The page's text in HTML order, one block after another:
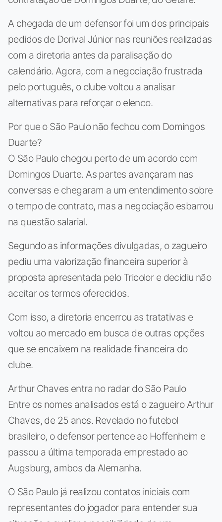
A chegada de um defensor foi um dos principais
pedidos de Dorival Júnior nas reuniões realizadas
com a diretoria antes da paralisação do
calendário. Agora, com a negociação frustrada
pelo português, o clube voltou a analisar
alternativas para reforçar o elenco.
Por que o São Paulo não fechou com Domingos
Duarte?
O São Paulo chegou perto de um acordo com
Domingos Duarte. As partes avançaram nas
conversas e chegaram a um entendimento sobre
o tempo de contrato, mas a negociação esbarrou
na questão salarial.
Segundo as informações divulgadas, o zagueiro
pediu uma valorização financeira superior à
proposta apresentada pelo Tricolor e decidiu não
aceitar os termos oferecidos.
Com isso, a diretoria encerrou as tratativas e
voltou ao mercado em busca de outras opções
que se encaixem na realidade financeira do
clube.
Arthur Chaves entra no radar do São Paulo
Entre os nomes analisados está o zagueiro Arthur
Chaves, de 25 anos. Revelado no futebol
brasileiro, o defensor pertence ao Hoffenheim e
passou a última temporada emprestado ao
Augsburg, ambos da Alemanha.
O São Paulo já realizou contatos iniciais com
representantes do jogador para entender sua